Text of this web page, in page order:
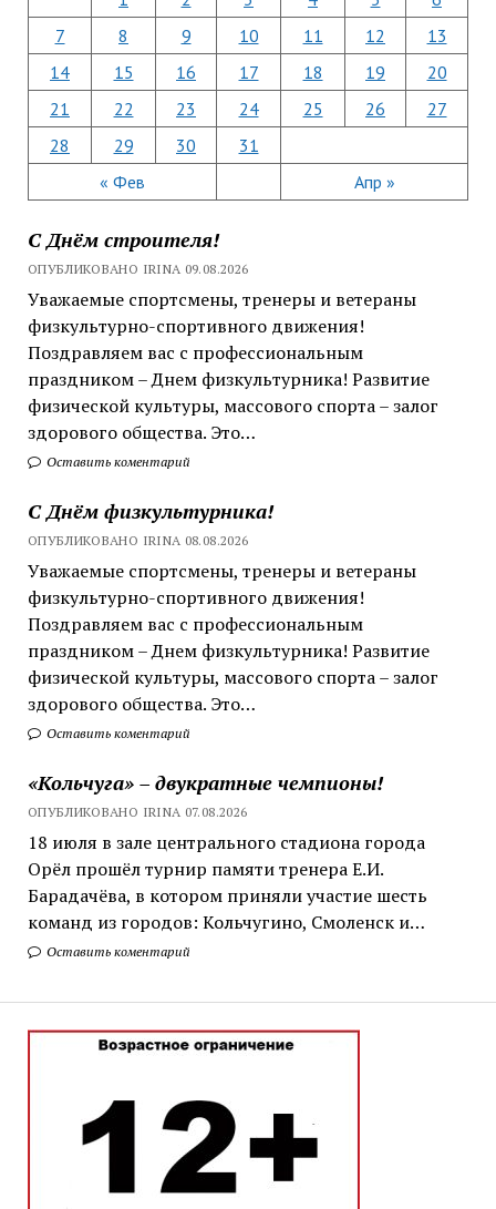
« Фев Апр »
7
8 9 10 11 12
13
14
15 16 17 18 19
20
21
22 23 24 25 26
27
28
29 30 31
С Днём строителя!
ОПУБЛИКОВАНО IRINA 09.08.2026
Уважаемые спортсмены, тренеры и ветераны
физкультурно-спортивного движения!
Поздравляем вас с профессиональным
праздником – Днем физкультурника! Развитие
физической культуры, массового спорта – залог
здорового общества. Это…
Оставить коментарий
С Днём физкультурника!
ОПУБЛИКОВАНО IRINA 08.08.2026
Уважаемые спортсмены, тренеры и ветераны
физкультурно-спортивного движения!
Поздравляем вас с профессиональным
праздником – Днем физкультурника! Развитие
физической культуры, массового спорта – залог
здорового общества. Это…
Оставить коментарий
«Кольчуга» – двукратные чемпионы!
ОПУБЛИКОВАНО IRINA 07.08.2026
18 июля в зале центрального стадиона города
Орёл прошёл турнир памяти тренера Е.И.
Барадачёва, в котором приняли участие шесть
команд из городов: Кольчугино, Смоленск и…
Оставить коментарий